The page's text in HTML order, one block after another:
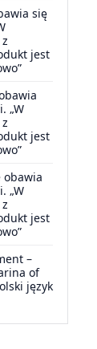
się
jest
„W
jest
obawia
„W
jest
–
of
język